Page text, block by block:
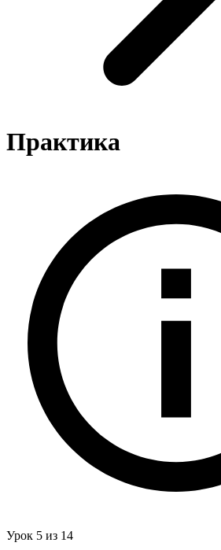
Практика
Урок 5 из 14